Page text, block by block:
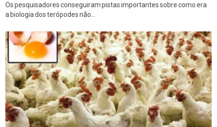
Os pesquisadores conseguiram pistas importantes sobre como era
a biologia dos terópodes não...